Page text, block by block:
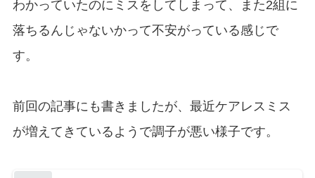
わかっていたのにミスをしてしまって、また2組に
落ちるんじゃないかって不安がっている感じで
す。
前回の記事にも書きましたが、最近ケアレスミス
が増えてきているようで調子が悪い様子です。